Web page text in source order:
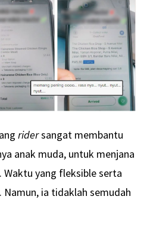
ridersangat membantu
anak muda, untuk menjana
Waktu yang fleksible serta
ia tidaklah semudah